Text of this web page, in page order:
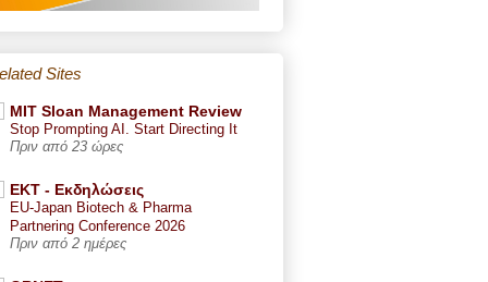
Sites
MIT Sloan Management Review
Stop Prompting AI. Start Directing It
Πριν από 23 ώρες
ΕΚΤ - Εκδηλώσεις
EU-Japan Biotech & Pharma
Partnering Conference 2026
Πριν από 2 ημέρες